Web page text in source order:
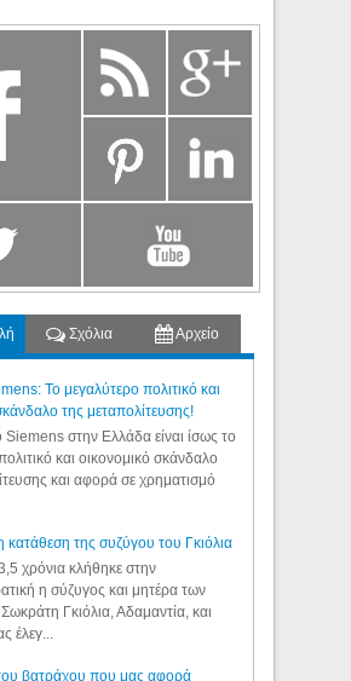
Σχόλια Αρχείο
Το μεγαλύτερο πολιτικό και
της μεταπολίτευσης!
στην Ελλάδα είναι ίσως το
και οικονομικό σκάνδαλο
και αφορά σε χρηματισμό
κατάθεση της συζύγου του Γκιόλια
χρόνια κλήθηκε στην
η σύζυγος και μητέρα των
Γκιόλια, Αδαμαντία, και
έλεγ...
βατράχου που μας αφορά